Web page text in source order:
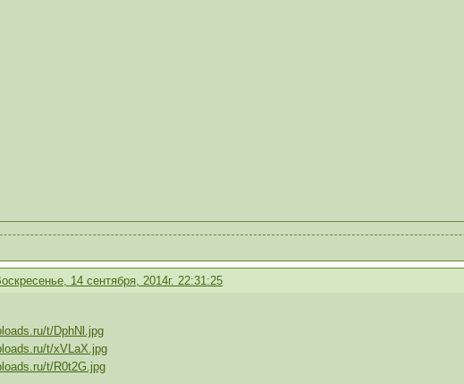
14 сентября, 2014г. 22:31:25